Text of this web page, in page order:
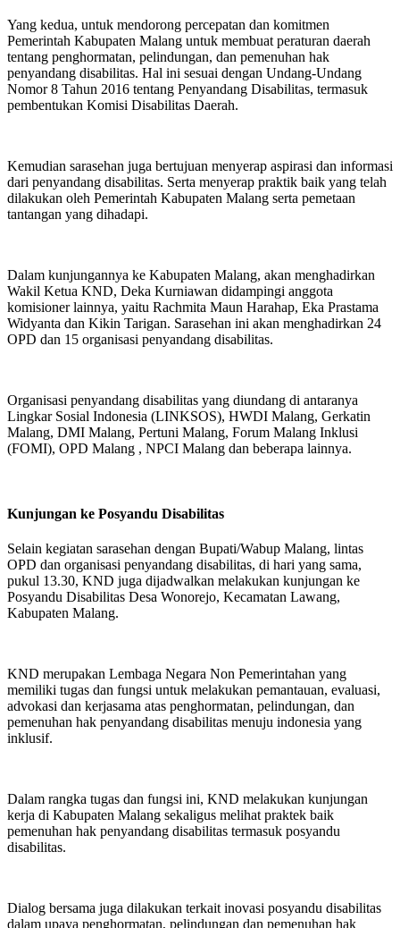
Yang kedua, untuk mendorong percepatan dan komitmen
Pemerintah Kabupaten Malang untuk membuat peraturan daerah
tentang penghormatan, pelindungan, dan pemenuhan hak
penyandang disabilitas. Hal ini sesuai dengan Undang-Undang
Nomor 8 Tahun 2016 tentang Penyandang Disabilitas, termasuk
pembentukan Komisi Disabilitas Daerah.
Kemudian sarasehan juga bertujuan menyerap aspirasi dan informasi
dari penyandang disabilitas. Serta menyerap praktik baik yang telah
dilakukan oleh Pemerintah Kabupaten Malang serta pemetaan
tantangan yang dihadapi.
Dalam kunjungannya ke Kabupaten Malang, akan menghadirkan
Wakil Ketua KND, Deka Kurniawan didampingi anggota
komisioner lainnya, yaitu Rachmita Maun Harahap, Eka Prastama
Widyanta dan Kikin Tarigan. Sarasehan ini akan menghadirkan 24
OPD dan 15 organisasi penyandang disabilitas.
Organisasi penyandang disabilitas yang diundang di antaranya
Lingkar Sosial Indonesia (LINKSOS), HWDI Malang, Gerkatin
Malang, DMI Malang, Pertuni Malang, Forum Malang Inklusi
(FOMI), OPD Malang , NPCI Malang dan beberapa lainnya.
Kunjungan ke Posyandu Disabilitas
Selain kegiatan sarasehan dengan Bupati/Wabup Malang, lintas
OPD dan organisasi penyandang disabilitas, di hari yang sama,
pukul 13.30, KND juga dijadwalkan melakukan kunjungan ke
Posyandu Disabilitas Desa Wonorejo, Kecamatan Lawang,
Kabupaten Malang.
KND merupakan Lembaga Negara Non Pemerintahan yang
memiliki tugas dan fungsi untuk melakukan pemantauan, evaluasi,
advokasi dan kerjasama atas penghormatan, pelindungan, dan
pemenuhan hak penyandang disabilitas menuju indonesia yang
inklusif.
Dalam rangka tugas dan fungsi ini, KND melakukan kunjungan
kerja di Kabupaten Malang sekaligus melihat praktek baik
pemenuhan hak penyandang disabilitas termasuk posyandu
disabilitas.
Dialog bersama juga dilakukan terkait inovasi posyandu disabilitas
dalam upaya penghormatan, pelindungan dan pemenuhan hak